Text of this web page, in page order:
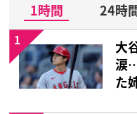
1時間 24時
大
涙
た
1